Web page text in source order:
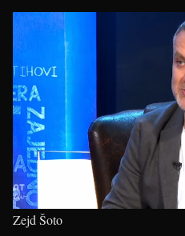
Zejd Šoto